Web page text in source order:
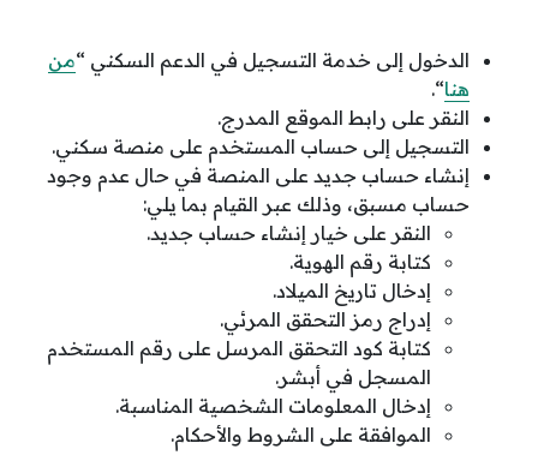
الدخول إلى خدمة التسجيل في الدعم السكني “من
هنا“.
النقر على رابط الموقع المدرج.
التسجيل إلى حساب المستخدم على منصة سكني.
إنشاء حساب جديد على المنصة في حال عدم وجود
حساب مسبق، وذلك عبر القيام بما يلي:
النقر على خيار إنشاء حساب جديد.
كتابة رقم الهوية.
إدخال تاريخ الميلاد.
إدراج رمز التحقق المرئي.
كتابة كود التحقق المرسل على رقم المستخدم
المسجل في أبشر.
إدخال المعلومات الشخصية المناسبة.
الموافقة على الشروط والأحكام.